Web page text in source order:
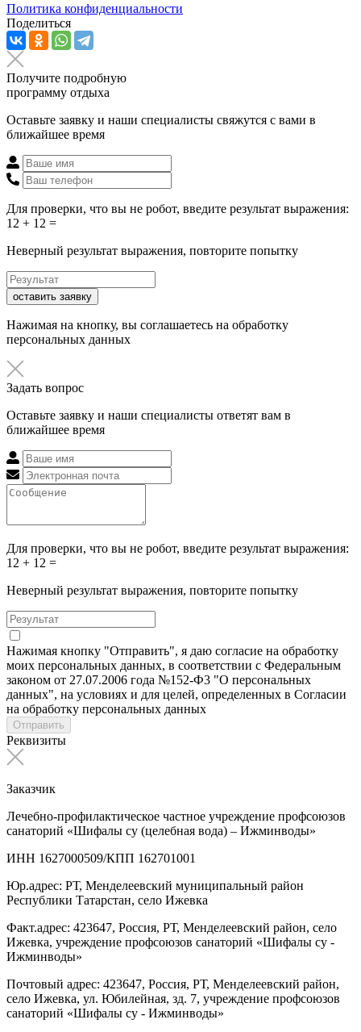
Политика конфиденциальности
Поделиться
Получите подробную
программу отдыха
Оставьте заявку и наши специалисты свяжутся с вами в
ближайшее время
Для проверки, что вы не робот, введите результат выражения:
12 + 12 =
Неверный результат выражения, повторите попытку
оставить заявку
Нажимая на кнопку, вы соглашаетесь на обработку
персональных данных
Задать вопрос
Оставьте заявку и наши специалисты ответят вам в
ближайшее время
Для проверки, что вы не робот, введите результат выражения:
12 + 12 =
Неверный результат выражения, повторите попытку
Нажимая кнопку "Отправить", я даю согласие на обработку
моих персональных данных, в соответствии с Федеральным
законом от 27.07.2006 года №152-Ф3 "О персональных
данных", на условиях и для целей, определенных в Согласии
на обработку персональных данных
Отправить
Реквизиты
Заказчик
Лечебно-профилактическое частное учреждение профсоюзов
санаторий «Шифалы су (целебная вода) – Ижминводы»
ИНН 1627000509/КПП 162701001
Юр.адрес: РТ, Менделеевский муниципальный район
Республики Татарстан, село Ижевка
Факт.адрес: 423647, Россия, РТ, Менделеевский район, село
Ижевка, учреждение профсоюзов санаторий «Шифалы су -
Ижминводы»
Почтовый адрес: 423647, Россия, РТ, Менделеевский район,
село Ижевка, ул. Юбилейная, зд. 7, учреждение профсоюзов
санаторий «Шифалы су - Ижминводы»